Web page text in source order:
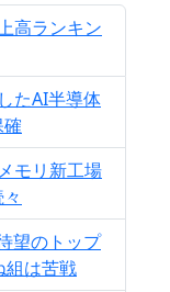
高ランキン
たAI半導体
モリ新工場
望のトップ
組は苦戦